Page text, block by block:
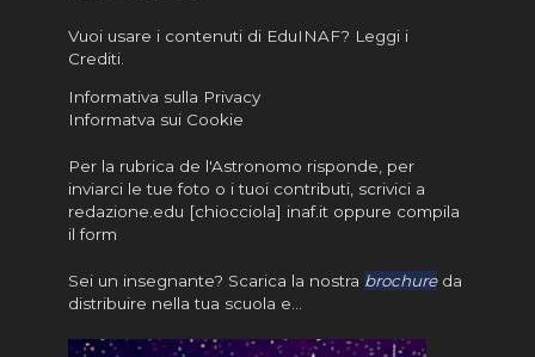
Vuoi usare i contenuti di EduINAF? Leggi i
Crediti.
Informativa sulla Privacy
Informatva sui Cookie
Per la rubrica de l'Astronomo risponde, per
inviarci le tue foto o i tuoi contributi, scrivici a
redazione.edu [chiocciola] inaf.it oppure compila
il form
Sei un insegnante? Scarica la nostra brochureda
distribuire nella tua scuola e…